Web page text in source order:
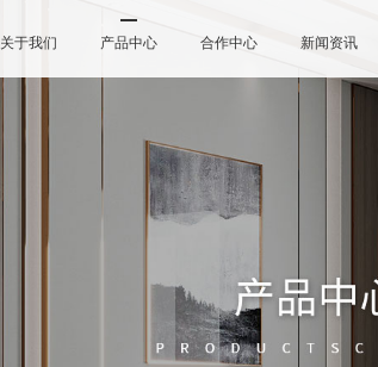
关于我们 产品中心 合作中心 新闻资讯